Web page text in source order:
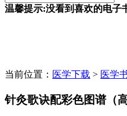
温馨提示:没看到喜欢的电子
当前位置： 医学下载 > 医学
针灸歌诀配彩色图谱（